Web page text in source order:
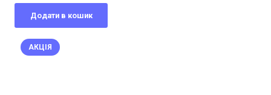
ціна:
Додати в кошик
АКЦІЯ